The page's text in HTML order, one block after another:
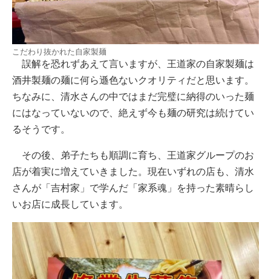
こだわり抜かれた自家製麺
誤解を恐れずあえて言いますが、王道家の自家製麺は
酒井製麺の麺に何ら遜色ないクオリティだと思います。
ちなみに、清水さんの中ではまだ完璧に納得のいった麺
にはなっていないので、絶えず今も麺の研究は続けてい
るそうです。
その後、弟子たちも順調に育ち、王道家グループのお
店が着実に増えていきました。現在いずれの店も、清水
さんが「吉村家」で学んだ「家系魂」を持った素晴らし
いお店に成長しています。